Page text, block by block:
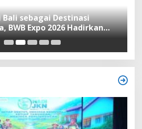
Bali sebagai Destinasi
BWB Expo 2026 Hadirkan
dan Global